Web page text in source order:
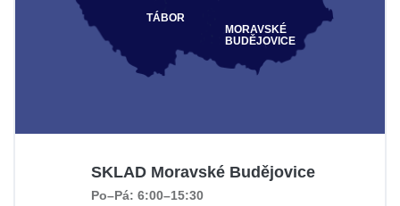
MORAVSKÉ
BUDĚJOVICE
TÁBOR
SKLAD Moravské Budějovice
Po–Pá: 6:00–15:30